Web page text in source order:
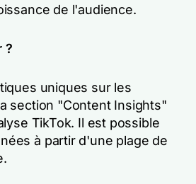
de l'audience.
?
uniques sur les
section "Content Insights"
TikTok. Il est possible
à partir d'une plage de